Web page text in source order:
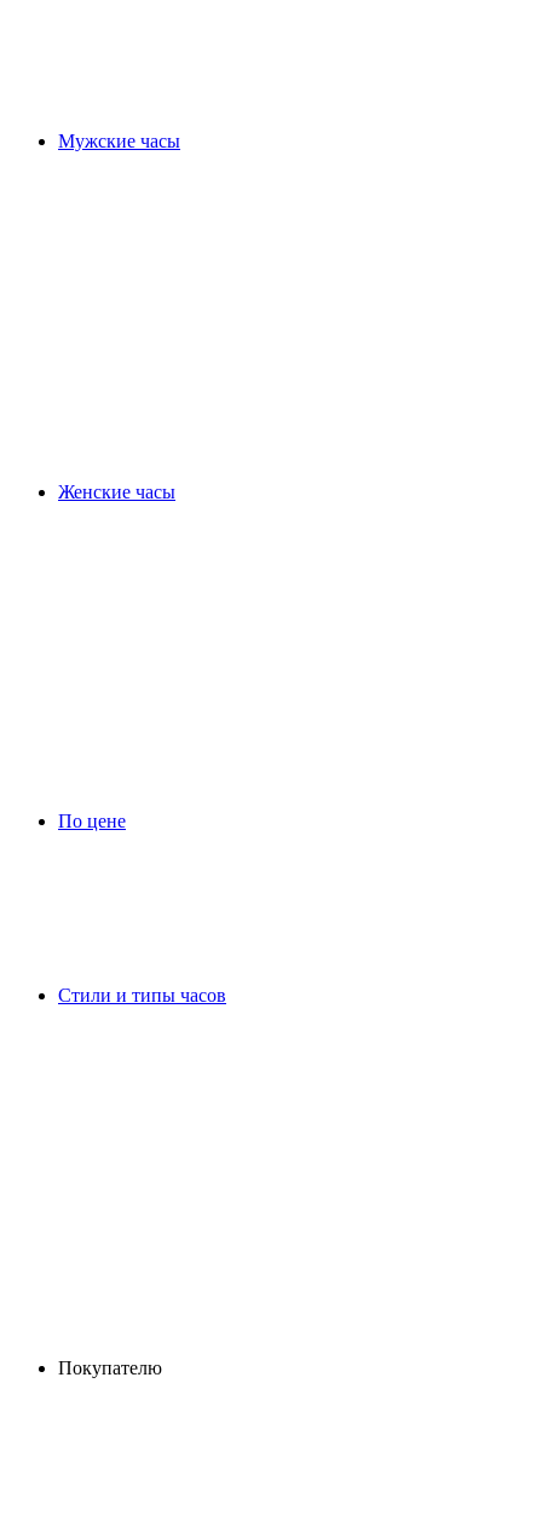
Мужские часы
Женские часы
По цене
Стили и типы часов
Покупателю